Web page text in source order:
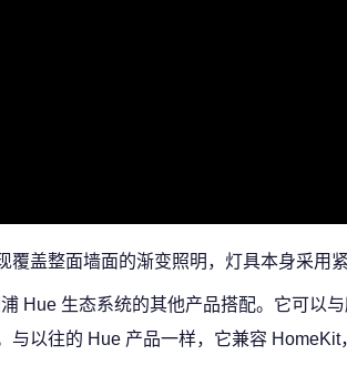
盖整面墙面的渐变照明，灯具本身采用
Hue 生态系统的其他产品搭配。它可以
与以往的 Hue 产品一样，它兼容